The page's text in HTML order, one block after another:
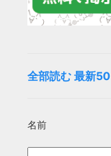
全部読む 最新50
名前